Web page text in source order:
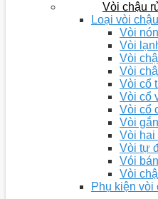
Vòi chậu
Loại vòi
Vòi
Vòi
Vòi
Vòi
Vòi cổ
Vòi cổ
Vòi cổ
Vòi
Vòi hai
Vòi tự
Vói
Vòi
Phụ kiện vòi